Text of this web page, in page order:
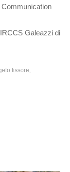
Galeazzi di
fissore